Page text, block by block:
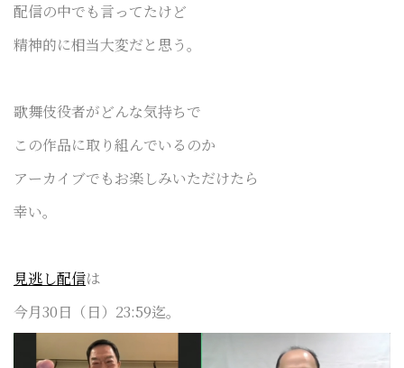
配信の中でも言ってたけど
精神的に相当大変だと思う。
歌舞伎役者がどんな気持ちで
この作品に取り組んでいるのか
アーカイブでもお楽しみいただけたら
幸い。
見逃し配信は
今月30日（日）23:59迄。